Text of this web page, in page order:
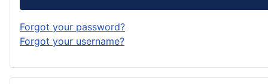
Forgot your password?
Forgot your username?